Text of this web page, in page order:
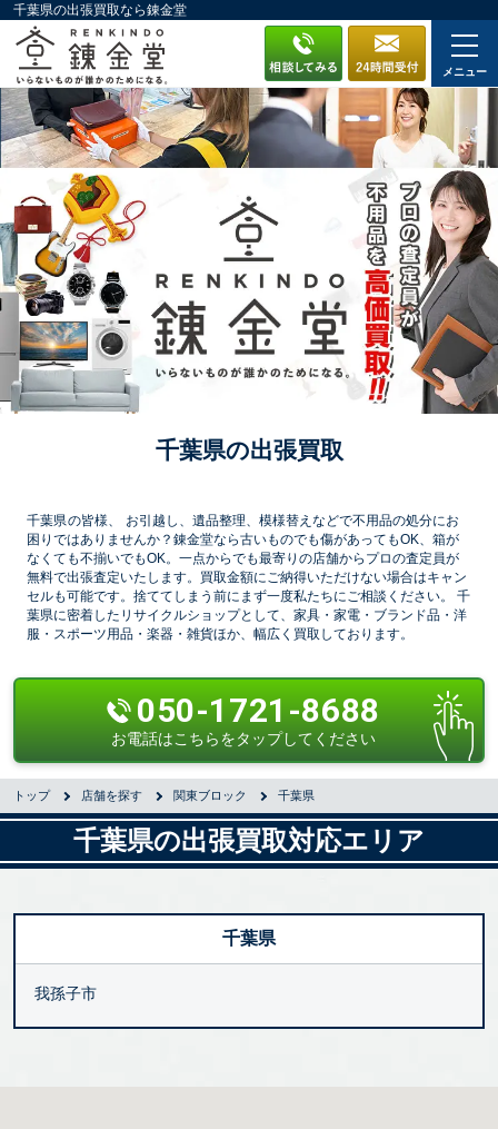
千葉県の出張買取なら錬金堂
メニュー
千葉県の出張買取
千葉県の皆様、 お引越し、遺品整理、模様替えなどで不用品の処分にお
困りではありませんか？錬金堂なら古いものでも傷があってもOK、箱が
なくても不揃いでもOK。一点からでも最寄りの店舗からプロの査定員が
無料で出張査定いたします。買取金額にご納得いただけない場合はキャン
セルも可能です。捨ててしまう前にまず一度私たちにご相談ください。 千
葉県に密着したリサイクルショップとして、家具・家電・ブランド品・洋
服・スポーツ用品・楽器・雑貨ほか、幅広く買取しております。
050-1721-8688
お電話はこちらをタップしてください
トップ 店舗を探す 関東ブロック 千葉県
千葉県の出張買取対応エリア
千葉県
我孫子市